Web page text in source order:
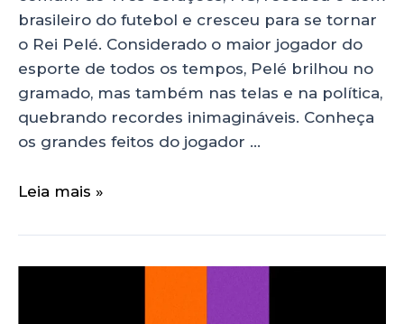
brasileiro do futebol e cresceu para se tornar
o Rei Pelé. Considerado o maior jogador do
esporte de todos os tempos, Pelé brilhou no
gramado, mas também nas telas e na política,
quebrando recordes inimagináveis. Conheça
os grandes feitos do jogador …
Leia mais »